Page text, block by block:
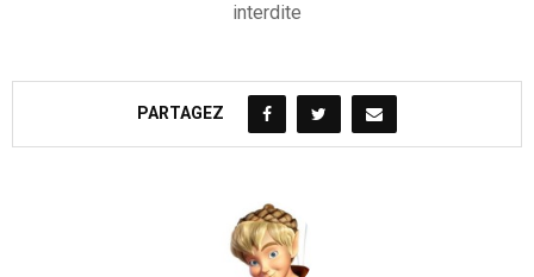
interdite
PARTAGEZ